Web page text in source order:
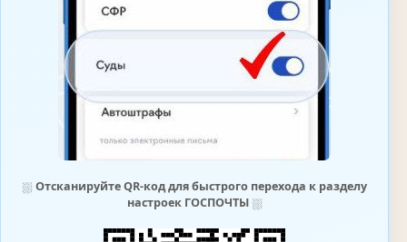
⛆ Отсканируйте QR-код для быстрого перехода к разделу
настроек ГОСПОЧТЫ⛆